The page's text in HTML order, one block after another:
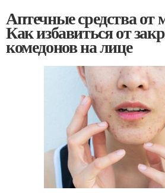
Аптечные средства от
Как избавиться от
комедонов на лице